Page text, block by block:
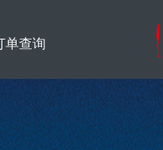
单查询